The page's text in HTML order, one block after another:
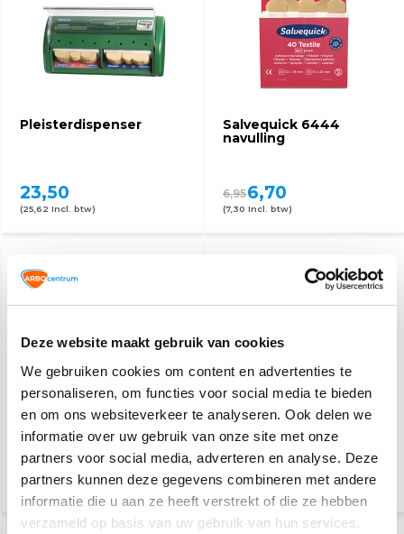
Deze website maakt gebruik van cookies
We gebruiken cookies om content en advertenties te
personaliseren, om functies voor social media te bieden
en om ons websiteverkeer te analyseren. Ook delen we
informatie over uw gebruik van onze site met onze
partners voor social media, adverteren en analyse. Deze
partners kunnen deze gegevens combineren met andere
informatie die u aan ze heeft verstrekt of die ze hebben
verzameld op basis van uw gebruik van hun services.
Pleisterdispenser
23,50
(25,62 Incl. btw)
Salvequick 6444
navulling
6,956,70
(7,30 Incl. btw)
Salvequick
pleisterdispenser
HACCP
30,60
(33,35 Incl. btw)
bedrijven
17,50